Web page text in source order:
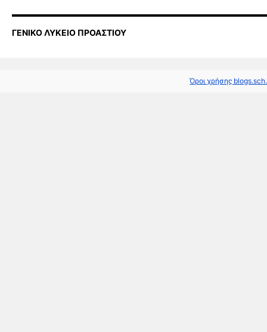
ΓΕΝΙΚΟ ΛΥΚΕΙΟ ΠΡΟΑΣΤΙΟΥ
Όροι χρήσης